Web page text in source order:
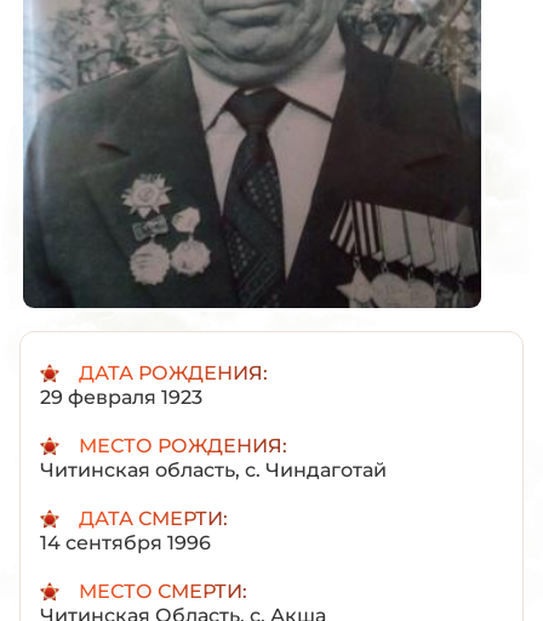
ДАТА РОЖДЕНИЯ:
29 февраля 1923
МЕСТО РОЖДЕНИЯ:
Читинская область, с. Чиндаготай
ДАТА СМЕРТИ:
14 сентября 1996
МЕСТО СМЕРТИ:
Читинская Область, с. Акша